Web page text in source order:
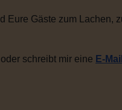
Eure Gäste zum
schreibt mir eine E-Mail